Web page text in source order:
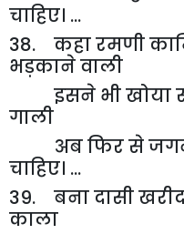
चाहिए। ...
38. कहा रमणी
भड़काने वाली
इसने भी खोया
गाली
अब फिर से
चाहिए। ...
39. बना दासी
काला